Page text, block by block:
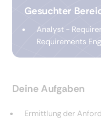
Gesuchter
Analyst -
Requirements
Deine Aufgaben
Ermittlung der